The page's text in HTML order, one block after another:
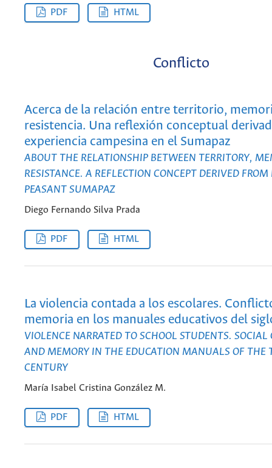
PDF HTML
Conflicto
Acerca de la relación entre territorio,
resistencia. Una reflexión conceptual
experiencia campesina en el Sumapaz
ABOUT THE RELATIONSHIP BETWEEN TERRITORY,
RESISTANCE. A REFLECTION CONCEPT DERIVED FROM
PEASANT SUMAPAZ
Diego Fernando Silva Prada
PDF HTML
La violencia contada a los escolares.
memoria en los manuales educativos del
VIOLENCE NARRATED TO SCHOOL STUDENTS. SOCIAL
AND MEMORY IN THE EDUCATION MANUALS OF THE
CENTURY
María Isabel Cristina González M.
PDF HTML